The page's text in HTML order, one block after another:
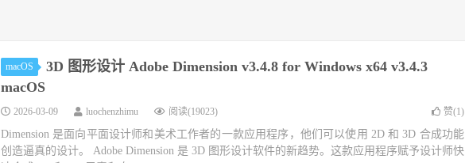
macOS
3D 图形设计 Adobe Dimension v3.4.8 for Windows x64 v3.4.3
macOS
2026-03-09 luochenzhimu 阅读(19023) 赞(1)
Dimension 是面向平面设计师和美术工作者的一款应用程序，他们可以使用 2D 和 3D 合成功能
创造逼真的设计。 Adobe Dimension 是 3D 图形设计软件的新趋势。这款应用程序赋予设计师快